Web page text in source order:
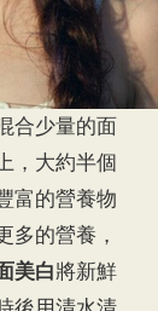
合少量的面
，大約半個
富的營養物
多的營養，
美白將新鮮